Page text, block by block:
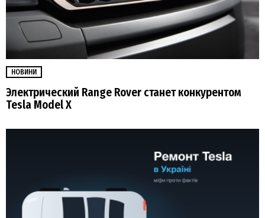
НОВИНИ
Электрический Range Rover станет конкурентом
Tesla Model X